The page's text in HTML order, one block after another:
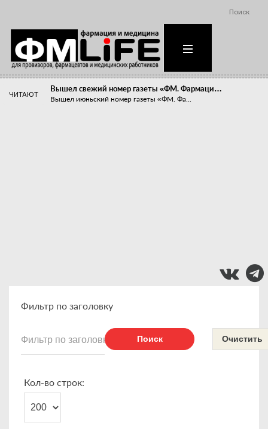
Поиск
ЧИТАЮТ
Вышел свежий номер газеты «ФМ. Фармаци…
Вышел июньский номер газеты «ФМ. Фа...
Фильтр по заголовку
Поиск Очистить
Кол-во строк: